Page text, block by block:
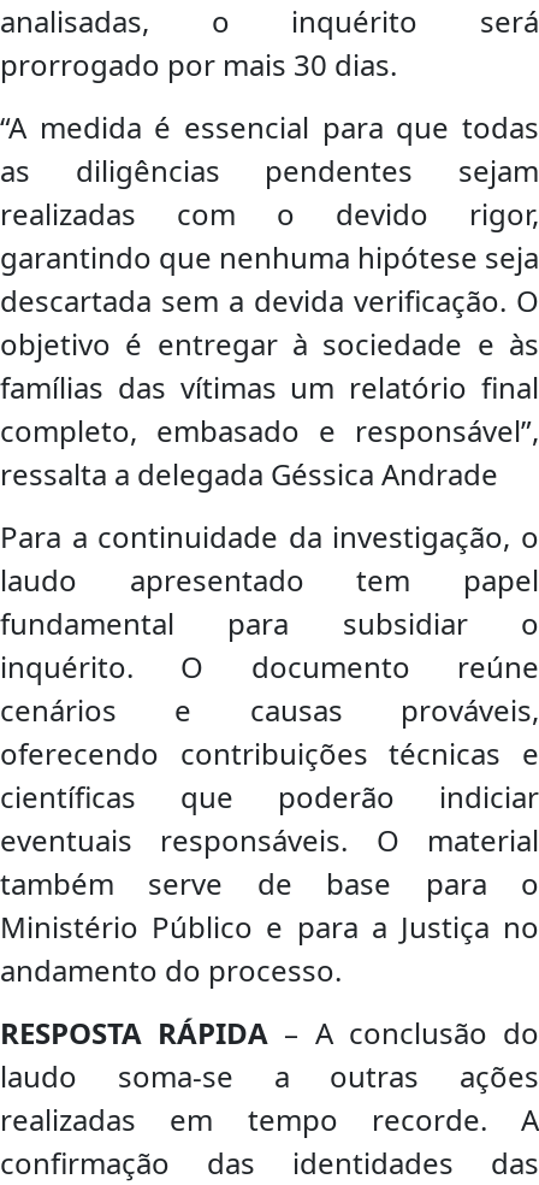
analisadas, o inquérito será
prorrogado por mais 30 dias.
“A medida é essencial para que todas
as diligências pendentes sejam
realizadas com o devido rigor,
garantindo que nenhuma hipótese seja
descartada sem a devida verificação. O
objetivo é entregar à sociedade e às
famílias das vítimas um relatório final
completo, embasado e responsável”,
ressalta a delegada Géssica Andrade
Para a continuidade da investigação, o
laudo apresentado tem papel
fundamental para subsidiar o
inquérito. O documento reúne
cenários e causas prováveis,
oferecendo contribuições técnicas e
científicas que poderão indiciar
eventuais responsáveis. O material
também serve de base para o
Ministério Público e para a Justiça no
andamento do processo.
RESPOSTA RÁPIDA – A conclusão do
laudo soma-se a outras ações
realizadas em tempo recorde. A
confirmação das identidades das